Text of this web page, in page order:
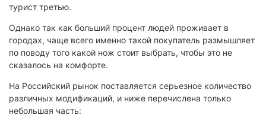
турист третью.
Однако так как больший процент людей проживает в
городах, чаще всего именно такой покупатель размышляет
по поводу того какой нож стоит выбрать, чтобы это не
сказалось на комфорте.
На Российский рынок поставляется серьезное количество
различных модификаций, и ниже перечислена только
небольшая часть: